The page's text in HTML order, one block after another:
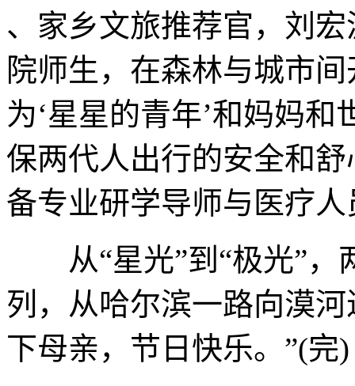
、家乡文旅推荐官，刘
院师生，在森林与城市
为‘星星的青年’和妈妈
保两代人出行的安全和
备专业研学导师与医疗人
从“星光”到“极光”，
列，从哈尔滨一路向漠
下母亲，节日快乐。”(完)